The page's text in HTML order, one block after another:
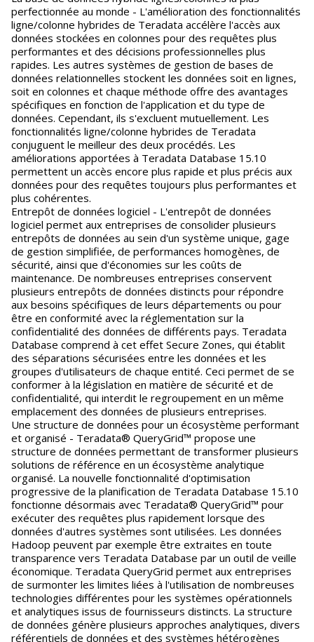
perfectionnée au monde - L'amélioration des fonctionnalités
ligne/colonne hybrides de Teradata accélère l'accès aux
données stockées en colonnes pour des requêtes plus
performantes et des décisions professionnelles plus
rapides. Les autres systèmes de gestion de bases de
données relationnelles stockent les données soit en lignes,
soit en colonnes et chaque méthode offre des avantages
spécifiques en fonction de l'application et du type de
données. Cependant, ils s'excluent mutuellement. Les
fonctionnalités ligne/colonne hybrides de Teradata
conjuguent le meilleur des deux procédés. Les
améliorations apportées à Teradata Database 15.10
permettent un accès encore plus rapide et plus précis aux
données pour des requêtes toujours plus performantes et
plus cohérentes.
Entrepôt de données logiciel - L'entrepôt de données
logiciel permet aux entreprises de consolider plusieurs
entrepôts de données au sein d'un système unique, gage
de gestion simplifiée, de performances homogènes, de
sécurité, ainsi que d'économies sur les coûts de
maintenance. De nombreuses entreprises conservent
plusieurs entrepôts de données distincts pour répondre
aux besoins spécifiques de leurs départements ou pour
être en conformité avec la réglementation sur la
confidentialité des données de différents pays. Teradata
Database comprend à cet effet Secure Zones, qui établit
des séparations sécurisées entre les données et les
groupes d'utilisateurs de chaque entité. Ceci permet de se
conformer à la législation en matière de sécurité et de
confidentialité, qui interdit le regroupement en un même
emplacement des données de plusieurs entreprises.
Une structure de données pour un écosystème performant
et organisé - Teradata® QueryGrid™ propose une
structure de données permettant de transformer plusieurs
solutions de référence en un écosystème analytique
organisé. La nouvelle fonctionnalité d'optimisation
progressive de la planification de Teradata Database 15.10
fonctionne désormais avec Teradata® QueryGrid™ pour
exécuter des requêtes plus rapidement lorsque des
données d'autres systèmes sont utilisées. Les données
Hadoop peuvent par exemple être extraites en toute
transparence vers Teradata Database par un outil de veille
économique. Teradata QueryGrid permet aux entreprises
de surmonter les limites liées à l'utilisation de nombreuses
technologies différentes pour les systèmes opérationnels
et analytiques issus de fournisseurs distincts. La structure
de données génère plusieurs approches analytiques, divers
référentiels de données et des systèmes hétérogènes